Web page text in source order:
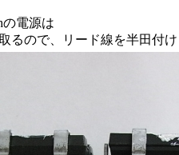
の電源は
るので、リード線を半田付け